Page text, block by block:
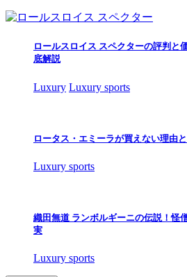
ロールスロイス スペクターの評判と
底解説
Luxury Luxury sports
ロータス・エミーラが買えない理由
Luxury sports
織田無道 ランボルギーニの伝説！怪
実
Luxury sports